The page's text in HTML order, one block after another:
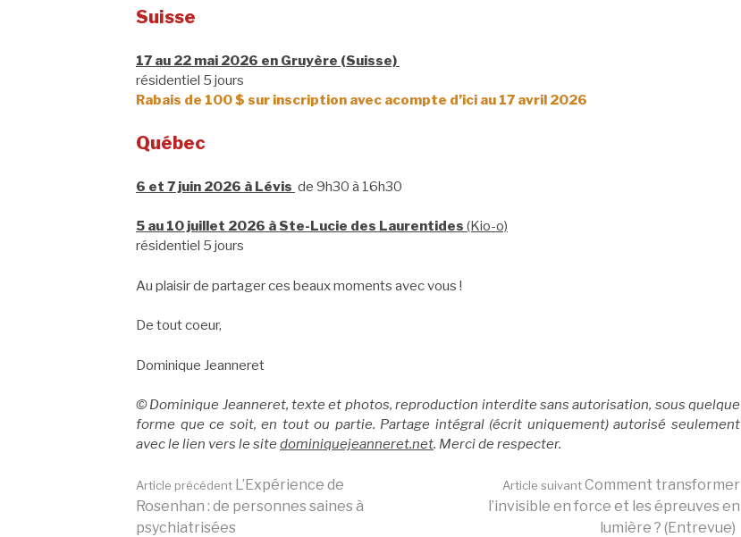
Suisse
17 au 22 mai 2026 en Gruyère (Suisse)
résidentiel 5 jours
Rabais de 100 $ sur inscription avec acompte d’ici au 17 avril 2026
Québec
6 et 7 juin 2026 à Lévis de 9h30 à 16h30
5 au 10 juillet 2026 à Ste-Lucie des Laurentides (Kio-o)
résidentiel 5 jours
Au plaisir de partager ces beaux moments avec vous !
De tout coeur,
Dominique Jeanneret
© Dominique Jeanneret, texte et photos, reproduction interdite sans autorisation, sous quelque
forme que ce soit, en tout ou partie. Partage intégral (écrit uniquement) autorisé seulement
avec le lien vers le site dominiquejeanneret.net. Merci de respecter.
Lire
Article précédent L’Expérience de
Rosenhan : de personnes saines à
psychiatrisées
Article suivantComment transformer
l’invisible en force et les épreuves en
lumière ? (Entrevue)